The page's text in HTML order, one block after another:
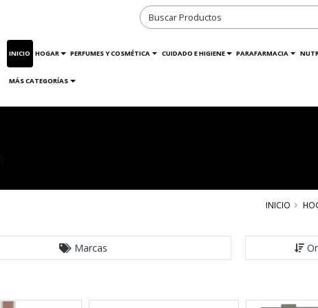
INICIO HOGAR PERFUMES Y COSMÉTICA CUIDADO E HIGIENE PARAFARMACIA
MÁS CATEGORÍAS
INICIO
Marcas